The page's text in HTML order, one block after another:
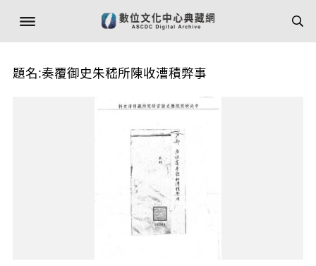
題名:奏覆御史朱嵇所陳收漕積弊事